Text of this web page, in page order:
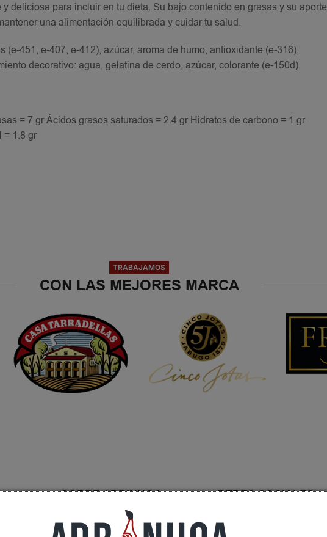
deliciosa para incluir en tu dieta. Su bajo contenido en grasas y su aporte
una alimentación equilibrada y cuidar tu salud.
451, e-407, e-412), azúcar, aroma de humo, antioxidante (e-316),
decorativo: agua, gelatina de cerdo, azúcar, colorante (e-150d).
= 7 gr Ácidos grasos saturados = 2.4 gr Hidratos de carbono = 1 gr
= 1.8 gr
TRABAJAMOS
CON LAS MEJORES MARCA
SOBRE ADRINHOA
Conócenos
REDES SOCIALES